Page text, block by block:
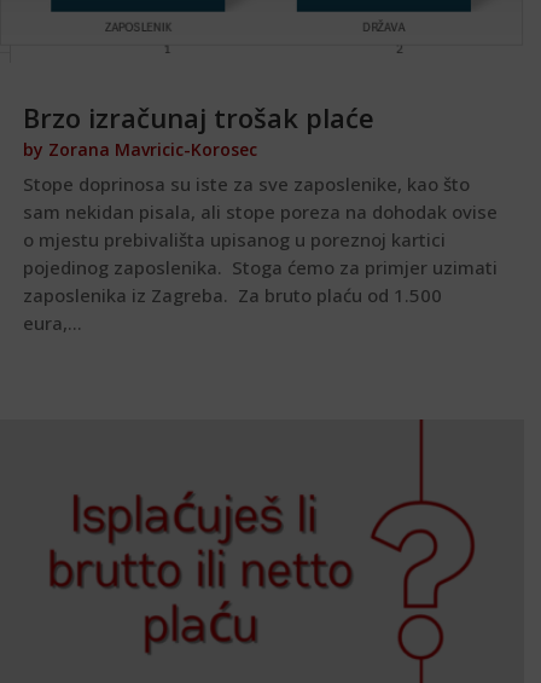
Brzo izračunaj trošak plaće
by Zorana Mavricic-Korosec
Stope doprinosa su iste za sve zaposlenike, kao što
sam nekidan pisala, ali stope poreza na dohodak ovise
o mjestu prebivališta upisanog u poreznoj kartici
pojedinog zaposlenika. Stoga ćemo za primjer uzimati
zaposlenika iz Zagreba. Za bruto plaću od 1.500
eura,...